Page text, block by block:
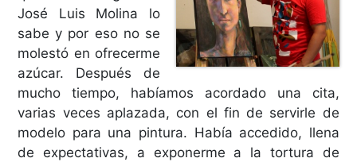
José Luis Molina lo
sabe y por eso no se
molestó en ofrecerme
azúcar. Después de
mucho tiempo, habíamos acordado una cita,
varias veces aplazada, con el fin de servirle de
modelo para una pintura. Había accedido, llena
de expectativas, a exponerme a la tortura de